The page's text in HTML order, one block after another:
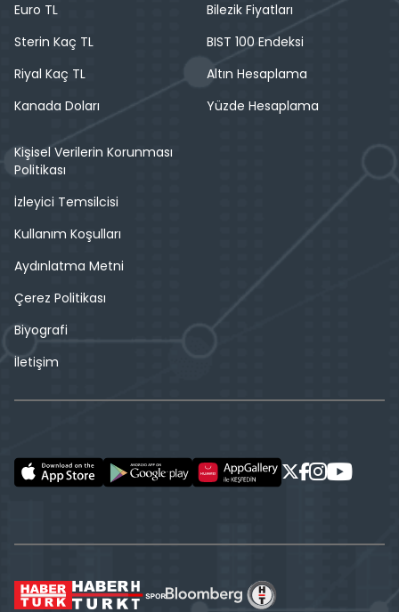
Euro TL
Sterin Kaç TL
Riyal Kaç TL
Kanada Doları
Bilezik Fiyatları
BIST 100 Endeksi
Altın Hesaplama
Yüzde Hesaplama
Kişisel Verilerin Korunması
Politikası
İzleyici Temsilcisi
Kullanım Koşulları
Aydınlatma Metni
Çerez Politikası
Biyografi
İletişim